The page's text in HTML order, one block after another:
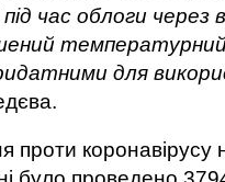
час облоги через
для
проти